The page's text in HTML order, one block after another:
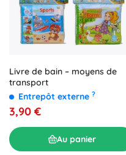
Livre de bain – moyens de
transport
Entrepôt externe ?
3,90 €
Au panier